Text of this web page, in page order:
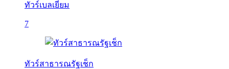
ทัวร์เบลเยี่ยม
7
ทัวร์สาธารณรัฐเช็ก